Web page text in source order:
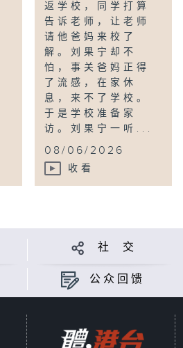
返学校，同学打算
告诉老师，让老师
请他爸妈来校了
解。刘果宁却不
怕，事关爸妈正得
了流感，在家休
息，来不了学校。
于是学校准备家
访。刘果宁一听...
08/06/2026
收看
社 交
公众回馈